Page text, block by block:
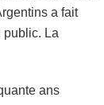
a fait
public. La
ans